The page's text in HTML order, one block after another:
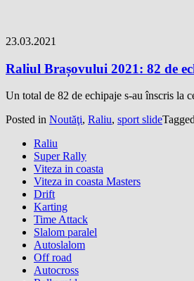
23.03.2021
Raliul Brașovului 2021: 82 de
Un total de 82 de echipaje s-au înscris
Posted in Noutăţi, Raliu, sport slideTagged
Raliu
Super Rally
Viteza in coasta
Viteza in coasta Masters
Drift
Karting
Time Attack
Slalom paralel
Autoslalom
Off road
Autocross